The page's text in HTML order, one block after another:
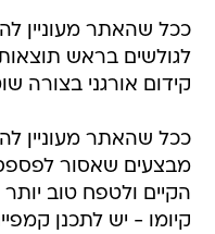
ככל שהאתר מעוניין
לגולשים בראש
קידום אורגני בצורה
ככל שהאתר מעוניין
מבצעים שאסור
הקיים ולטפח טוב
קיומו - יש לתכנן